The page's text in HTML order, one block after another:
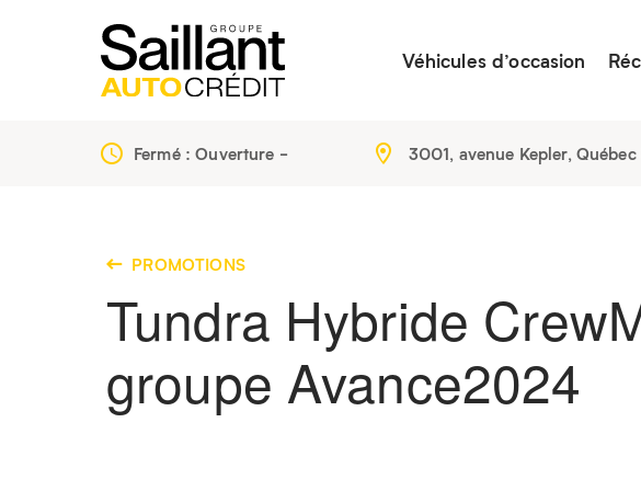
Véhicules d’occasion
Fermé : Ouverture - 3001, avenue Kepler,
PROMOTIONS
Tundra Hybride
groupe Avance2024